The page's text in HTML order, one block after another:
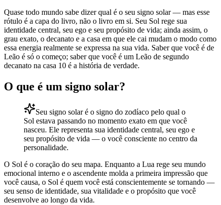
Quase todo mundo sabe dizer qual é o seu signo solar — mas esse
rótulo é a capa do livro, não o livro em si. Seu Sol rege sua
identidade central, seu ego e seu propósito de vida; ainda assim, o
grau exato, o decanato e a casa em que ele cai mudam o modo como
essa energia realmente se expressa na sua vida. Saber que você é de
Leão é só o começo; saber que você é um Leão de segundo
decanato na casa 10 é a história de verdade.
O que é um signo solar?
Seu signo solar é o signo do zodíaco pelo qual o
Sol estava passando no momento exato em que você
nasceu. Ele representa sua identidade central, seu ego e
seu propósito de vida — o você consciente no centro da
personalidade.
O Sol é o coração do seu mapa. Enquanto a Lua rege seu mundo
emocional interno e o ascendente molda a primeira impressão que
você causa, o Sol é quem você está conscientemente se tornando —
seu senso de identidade, sua vitalidade e o propósito que você
desenvolve ao longo da vida.